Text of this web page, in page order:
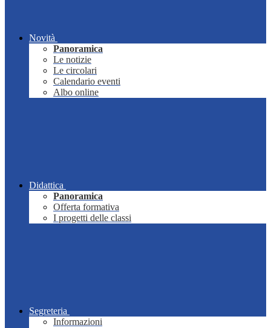
Novità
Panoramica
Le notizie
Le circolari
Calendario eventi
Albo online
Didattica
Panoramica
Offerta formativa
I progetti delle classi
Segreteria
Informazioni